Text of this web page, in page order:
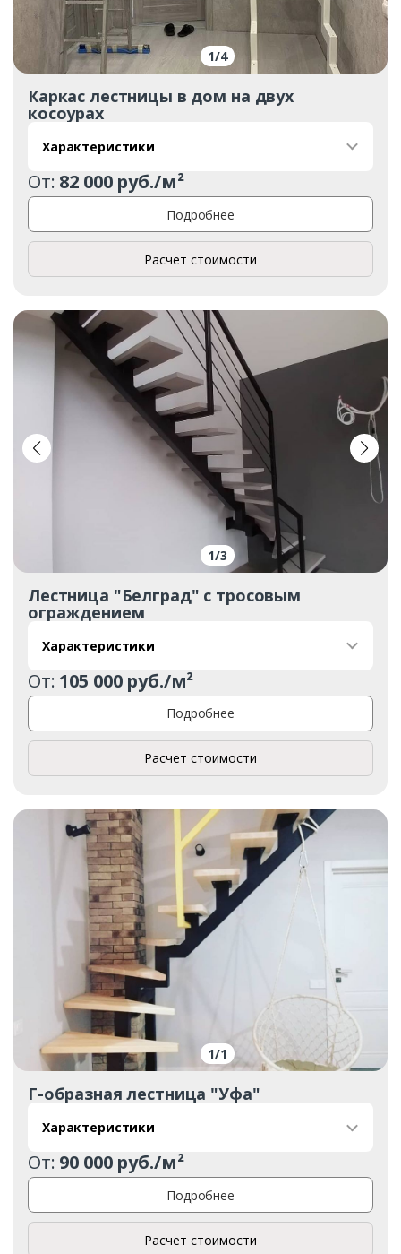
1/4
Каркас лестницы в дом на двух
косоурах
Характеристики
От: 82 000 руб./м²
Подробнее
Расчет стоимости
1/3
Лестница "Белград" с тросовым
ограждением
Характеристики
От: 105 000 руб./м²
Подробнее
Расчет стоимости
1/1
Г-образная лестница "Уфа"
Характеристики
От: 90 000 руб./м²
Подробнее
Расчет стоимости